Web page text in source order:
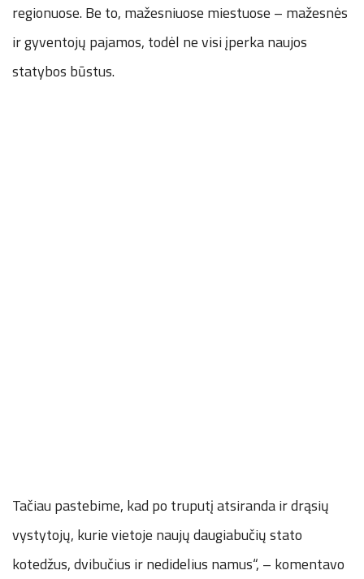
regionuose. Be to, mažesniuose miestuose – mažesnės
ir gyventojų pajamos, todėl ne visi įperka naujos
statybos būstus.
Tačiau pastebime, kad po truputį atsiranda ir drąsių
vystytojų, kurie vietoje naujų daugiabučių stato
kotedžus, dvibučius ir nedidelius namus“, – komentavo